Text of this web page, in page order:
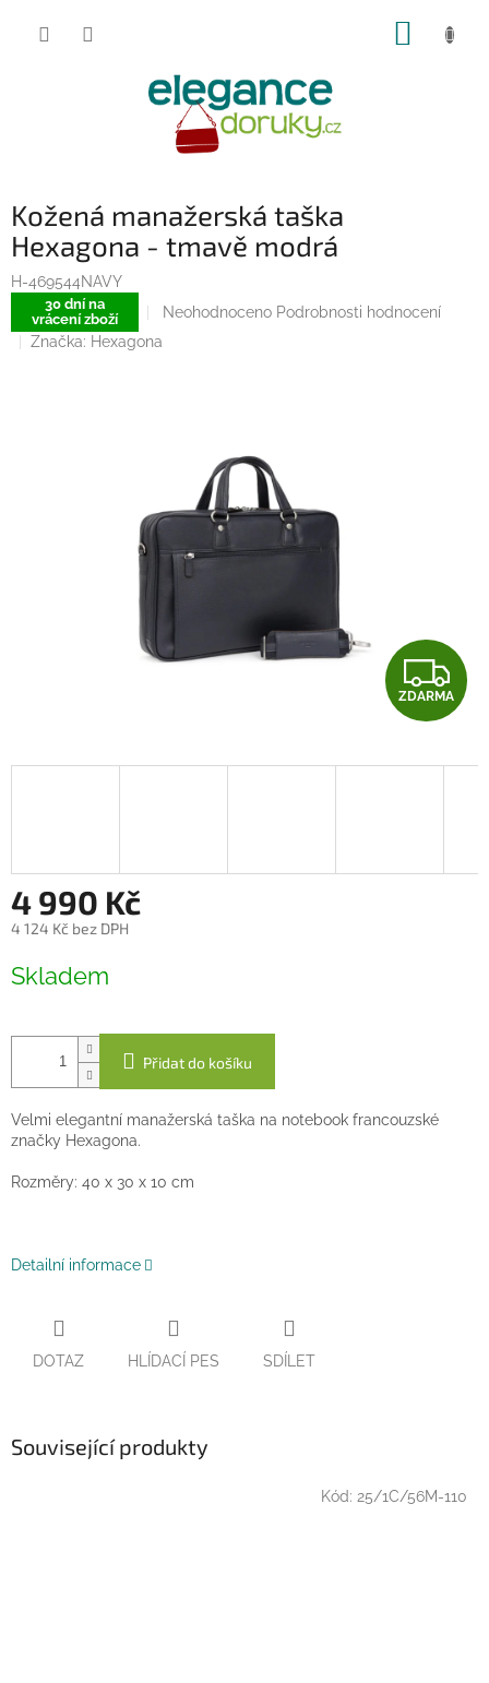
Kožená manažerská taška
Hexagona - tmavě modrá
H-469544NAVY
30 dní na
vrácení zboží
Průměrné
produktu
hvězdiček.
Neohodnoceno Podrobnosti hodnocení
Značka: Hexagona
Z
D
A
ZDARMA
4 990 Kč
4 124 Kč bez DPH
cena:
Skladem
Přidat do košíku
Velmi elegantní manažerská taška na notebook francouzské
značky Hexagona.
Rozměry: 40 x 30 x 10 cm
Detailní informace
DOTAZ HLÍDACÍ PES SDÍLET
Související produkty
Kód: 25/1C/56M-110